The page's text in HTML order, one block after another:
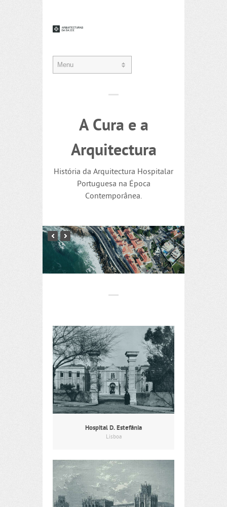
A Cura e a
Arquitectura
História da Arquitectura Hospitalar
Portuguesa na Época
Contemporânea.
Hospital D. Estefânia
Lisboa